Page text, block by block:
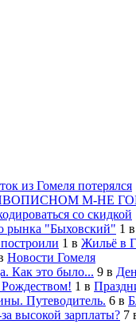
из Гомеля потерялся
М-НЕ
со скидкой
рынка "Быховский" 1 в
1 в Жильё в
Новости Гомеля
Как это было... 9 в
1 в
Путеводитель. 6 в
высокой зарплаты? 7